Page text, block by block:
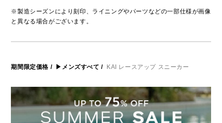
※製造シーズンにより刻印、ライニングやパーツなどの一部仕様が画像
と異なる場合がございます。
期間限定価格 / ▶メンズすべて / KAI レースアップ スニーカー